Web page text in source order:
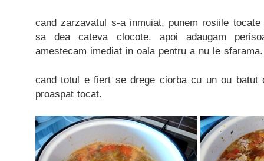
cand zarzavatul s-a inmuiat, punem rosiile
sa dea cateva clocote. apoi adaugam
amestecam imediat in oala pentru a nu le sfarama.
cand totul e fiert se drege ciorba cu un ou batut
proaspat tocat.